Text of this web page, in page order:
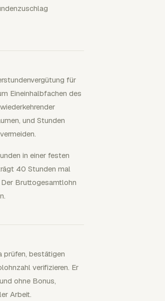
für
Eineinhalbfachen des
und Stunden
in einer festen
40 Stunden mal
Bruttogesamtlohn
prüfen, bestätigen
verifizieren. Er
ohne Bonus,
Arbeit.